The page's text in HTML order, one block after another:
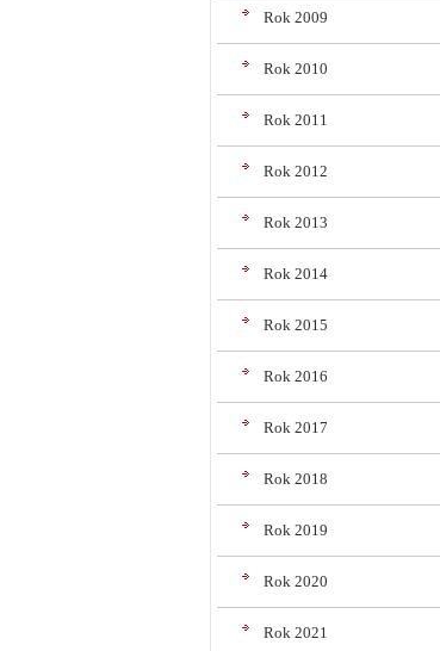
Rok 2009
Rok 2010
Rok 2011
Rok 2012
Rok 2013
Rok 2014
Rok 2015
Rok 2016
Rok 2017
Rok 2018
Rok 2019
Rok 2020
Rok 2021